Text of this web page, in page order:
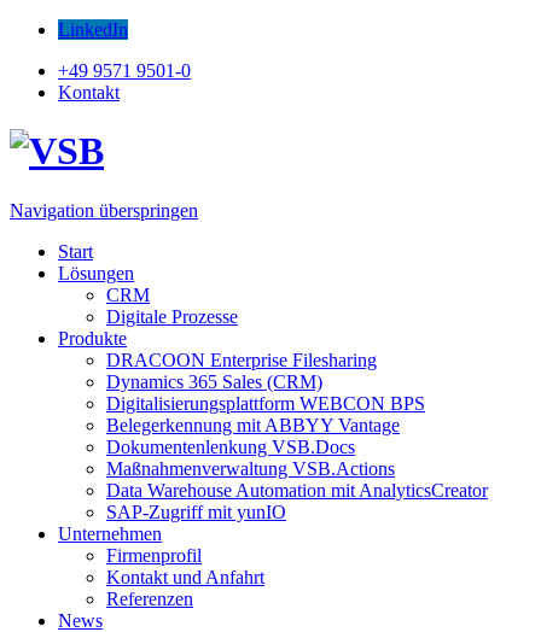
LinkedIn
+49 9571 9501-0
Kontakt
Navigation überspringen
Start
Lösungen
CRM
Digitale Prozesse
Produkte
DRACOON Enterprise Filesharing
Dynamics 365 Sales (CRM)
Digitalisierungsplattform WEBCON BPS
Belegerkennung mit ABBYY Vantage
Dokumentenlenkung VSB.Docs
Maßnahmenverwaltung VSB.Actions
Data Warehouse Automation mit AnalyticsCreator
SAP-Zugriff mit yunIO
Unternehmen
Firmenprofil
Kontakt und Anfahrt
Referenzen
News